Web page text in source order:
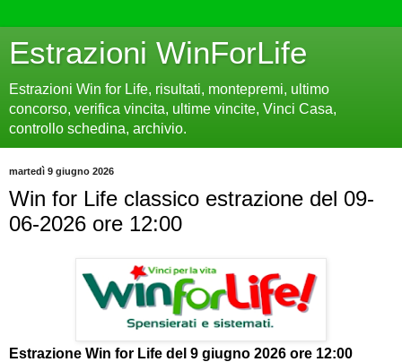
Estrazioni WinForLife
Estrazioni Win for Life, risultati, montepremi, ultimo
concorso, verifica vincita, ultime vincite, Vinci Casa,
controllo schedina, archivio.
martedì 9 giugno 2026
Win for Life classico estrazione del 09-
06-2026 ore 12:00
Estrazione Win for Life del 9 giugno 2026 ore 12:00